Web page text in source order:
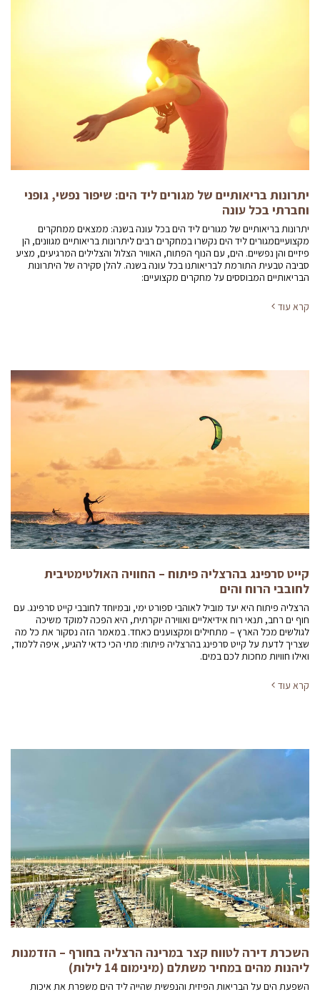
יתרונות בריאותיים של מגורים ליד הים: שיפור נפשי, גופני
וחברתי בכל עונה
יתרונות בריאותיים של מגורים ליד הים בכל עונה בשנה: ממצאים ממחקרים
מקצועייםמגורים ליד הים נקשרו במחקרים רבים ליתרונות בריאותיים מגוונים, הן
פיזיים והן נפשיים. הים, עם הנוף הפתוח, האוויר הצלול והצלילים המרגיעים, מציע
סביבה טבעית התורמת לבריאותנו בכל עונה בשנה. להלן סקירה של היתרונות
הבריאותיים המבוססים על מחקרים מקצועיים:
קרא עוד
קייט סרפינג בהרצליה פיתוח – החוויה האולטימטיבית
לחובבי הרוח והים
הרצליה פיתוח היא יעד מוביל לאוהבי ספורט ימי, ובמיוחד לחובבי קייט סרפינג. עם
חוף ים רחב, תנאי רוח אידיאליים ואווירה יוקרתית, היא הפכה למוקד משיכה
לגולשים מכל הארץ – מתחילים ומקצוענים כאחד. במאמר הזה נסקור את כל מה
שצריך לדעת על קייט סרפינג בהרצליה פיתוח: מתי הכי כדאי להגיע, איפה ללמוד,
ואילו חוויות מחכות לכם במים.
קרא עוד
השכרת דירה לטווח קצר במרינה הרצליה בחורף – הזדמנות
ליהנות מהים במחיר משתלם (מינימום 14 לילות)
השפעת הים על הבריאות הפיזית והנפשית שהייה ליד הים משפרת את איכות